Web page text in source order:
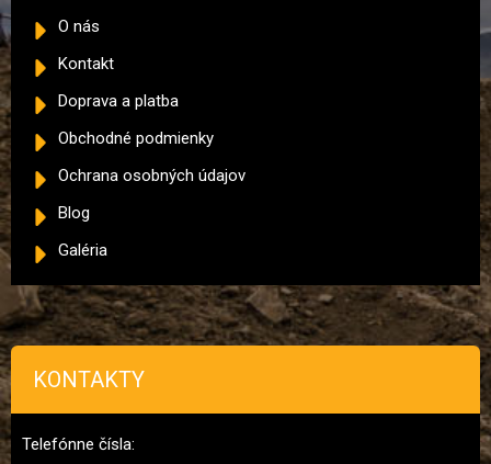
O nás
Kontakt
Doprava a platba
Obchodné podmienky
Ochrana osobných údajov
Blog
Galéria
KONTAKTY
Telefónne čísla: